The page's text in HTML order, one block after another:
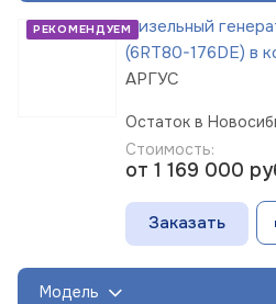
РЕКОМЕНДУЕМДизельный
(6RT80-176DE) в
АРГУС
Остаток в
Стоимость:
от 1 169 000
Заказать
Модель